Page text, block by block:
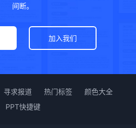
间断。
加入我们
寻求报道 热门标签
颜色大全
PPT快捷键